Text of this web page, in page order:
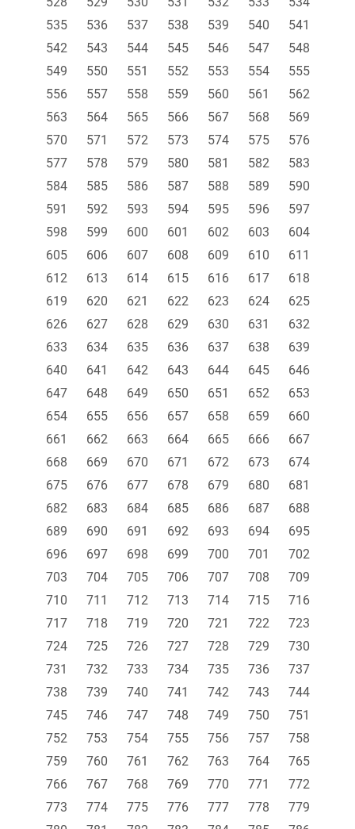
535
536 537 538 539 540
541
542
543 544 545 546 547
548
549
550 551 552 553 554
555
556
557 558 559 560 561
562
563
564 565 566 567 568
569
570
571 572 573 574 575
576
577
578 579 580 581 582
583
584
585 586 587 588 589
590
591
592 593 594 595 596
597
598
599 600 601 602 603
604
605
606 607 608 609 610
611
612
613 614 615 616 617
618
619
620 621 622 623 624
625
626
627 628 629 630 631
632
633
634 635 636 637 638
639
640
641 642 643 644 645
646
647
648 649 650 651 652
653
654
655 656 657 658 659
660
661
662 663 664 665 666
667
668
669 670 671 672 673
674
675
676 677 678 679 680
681
682
683 684 685 686 687
688
689
690 691 692 693 694
695
696
697 698 699 700 701
702
703
704 705 706 707 708
709
710
711 712 713 714 715
716
717
718 719 720 721 722
723
724
725 726 727 728 729
730
731
732 733 734 735 736
737
738
739 740 741 742 743
744
745
746 747 748 749 750
751
752
753 754 755 756 757
758
759
760 761 762 763 764
765
766
767 768 769 770 771
772
773
774 775 776 777 778
779